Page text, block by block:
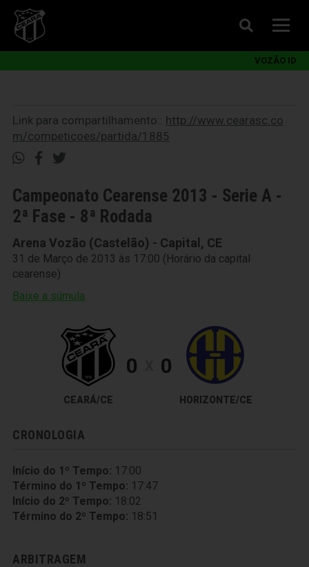
VOZÃO ID
Link para compartilhamento:: http://www.cearasc.co
m/competicoes/partida/1885
Campeonato Cearense 2013 - Serie A -
2ª Fase - 8ª Rodada
Arena Vozão (Castelão) - Capital, CE
31 de Março de 2013 às 17:00 (Horário da capital
cearense)
Baixe a súmula
CEARÁ/CE
0 0
HORIZONTE/CE
CRONOLOGIA
Início do 1º Tempo: 17:00
Término do 1º Tempo: 17:47
Início do 2º Tempo: 18:02
Término do 2º Tempo: 18:51
ARBITRAGEM